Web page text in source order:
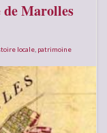
Marolles
locale patrimoine